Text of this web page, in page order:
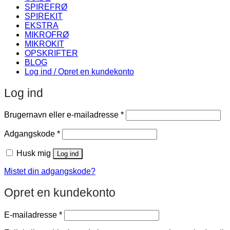
SPIREFRØ
SPIREKIT
EKSTRA
MIKROFRØ
MIKROKIT
OPSKRIFTER
BLOG
Log ind / Opret en kundekonto
Log ind
Brugernavn eller e-mailadresse *Påkrævet
Adgangskode *Påkrævet
Husk mig Log ind
Mistet din adgangskode?
Opret en kundekonto
E-mailadresse *Påkrævet